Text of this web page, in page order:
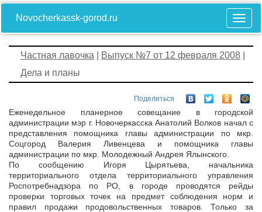
Novocherkassk-gorod.ru
Частная лавочка Выпуск №7 от 12 февраля 2008
Дела и планы
Поделиться
Еженедельное планерное совещание в городской
администрации мэр г. Новочеркасска Анатолий Волков начал с
представления помощника главы администрации по мкр.
Соцгород Валерия Ливенцева и помощника главы
администрации по мкр. Молодежный Андрея Ялынского.
По сообщению Игоря Цырятьева, начальника
территориального отдела территориального управления
Роспотребнадзора по РО, в городе проводятся рейды
проверки торговых точек на предмет соблюдения норм и
правил продажи продовольственных товаров. Только за